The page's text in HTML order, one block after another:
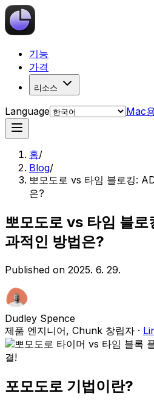
기능
가격
리소스
Language Mac
홈/
Blog/
뽀모도로 vs 타임 블로킹:
은?
뽀모도로 vs 타임 블
과적인 방법은?
Published on 2025. 6. 29.
Dudley Spence
제품 엔지니어, Chunk 창립자 ·
포모도로 기법이란?